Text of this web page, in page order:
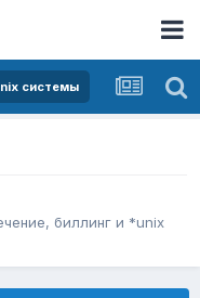
системы
биллинг и *unix